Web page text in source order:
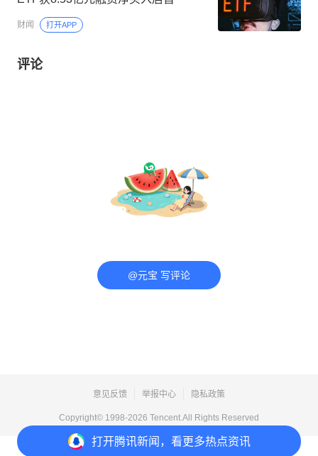
打开腾讯新闻，看更多热点资讯
财闻 打开APP
评论
@元宝 写评论
意见反馈 举报中心 隐私政策
Copyright© 1998-2026 Tencent.All Rights Reserved